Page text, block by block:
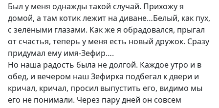
Был у меня однажды такой случай. Прихожу я
домой, а там котик лежит на диване…Белый, как пух,
с зелёными глазами. Как же я обрадовался, прыгал
от счастья, теперь у меня есть новый дружок. Сразу
придумал ему имя-Зефир….
Но наша радость была не долгой. Каждое утро и в
обед, и вечером наш Зефирка подбегал к двери и
кричал, кричал, просил выпустить его, видимо мы
его не понимали. Через пару дней он совсем